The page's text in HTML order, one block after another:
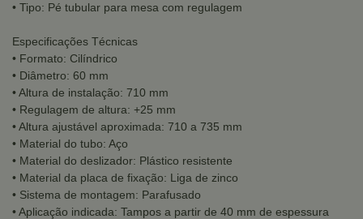
• Tipo: Pé tubular para mesa com regulagem
Especificações Técnicas
• Formato: Cilíndrico
• Diâmetro: 60 mm
• Altura de instalação: 710 mm
• Regulagem de altura: +25 mm
• Altura ajustável aproximada: 710 a 735 mm
• Material do tubo: Aço
• Material do deslizador: Plástico resistente
• Material da placa de fixação: Liga de zinco
• Sistema de montagem: Parafusado
• Aplicação indicada: Tampos a partir de 40 mm de espessura